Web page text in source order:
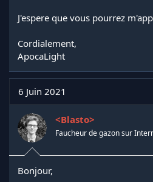
u
i
o
n
J'espere que vous pourrez
Cordialement,
ApocaLight
6 Juin 2021
<Blasto>
Faucheur de gazon sur
Bonjour,